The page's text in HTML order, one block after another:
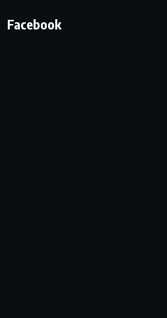
Facebook